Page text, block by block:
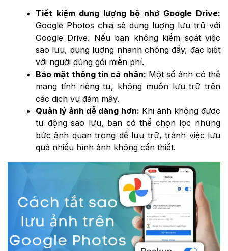
Tiết kiệm dung lượng bộ nhớ Google Drive:
Google Photos chia sẻ dung lượng lưu trữ với
Google Drive. Nếu bạn không kiểm soát việc
sao lưu, dung lượng nhanh chóng đầy, đặc biệt
với người dùng gói miễn phí.
Bảo mật thông tin cá nhân: Một số ảnh có thể
mang tính riêng tư, không muốn lưu trữ trên
các dịch vụ đám mây.
Quản lý ảnh dễ dàng hơn: Khi ảnh không được
tự động sao lưu, bạn có thể chọn lọc những
bức ảnh quan trọng để lưu trữ, tránh việc lưu
quá nhiều hình ảnh không cần thiết.